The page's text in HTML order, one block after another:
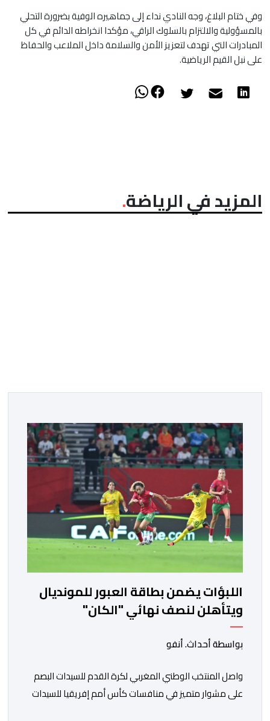
​وفي ختام البلاغ، وجه النادي نداء إلى جماهيره الوفية بضرورة التحلي
بالمسؤولية والالتزام بالسلوك الراقي، مؤكدا انخراطه الدائم في كل
المبادرات التي تهدف لتعزيز الأمن والسلامة داخل الملاعب والحفاظ
على نبل القيم الرياضية.
المزيد في الرياضة
اللبؤات يضمن بطاقة العبور للمونديال
ويتأهلن لنصف نهائي "الكان"
بواسطة أحداث. أنفو
واصل المنتخب الوطني المغربي لكرة القدم للسيدات البصم
على مشوار متميز في منافسات كأس أمم إفريقيا للسيدات